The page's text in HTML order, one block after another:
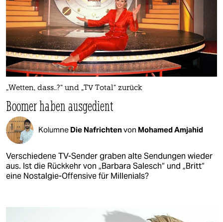
„Wetten, dass..?“ und „TV Total“ zurück
Boomer haben ausgedient
Kolumne Die Nafrichtenvon Mohamed Amjahid
Verschiedene TV-Sender graben alte Sendungen wieder
aus. Ist die Rückkehr von „Barbara Salesch“ und „Britt“
eine Nostalgie-Offensive für Millenials?